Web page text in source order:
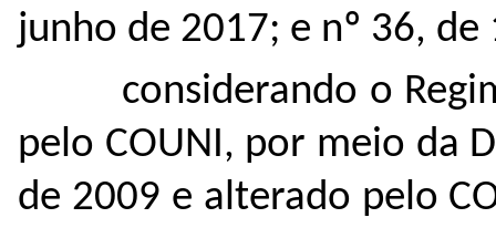
junho de 2017; e nº 36,
considerando o
pelo COUNI, por meio da
de 2009 e alterado pelo